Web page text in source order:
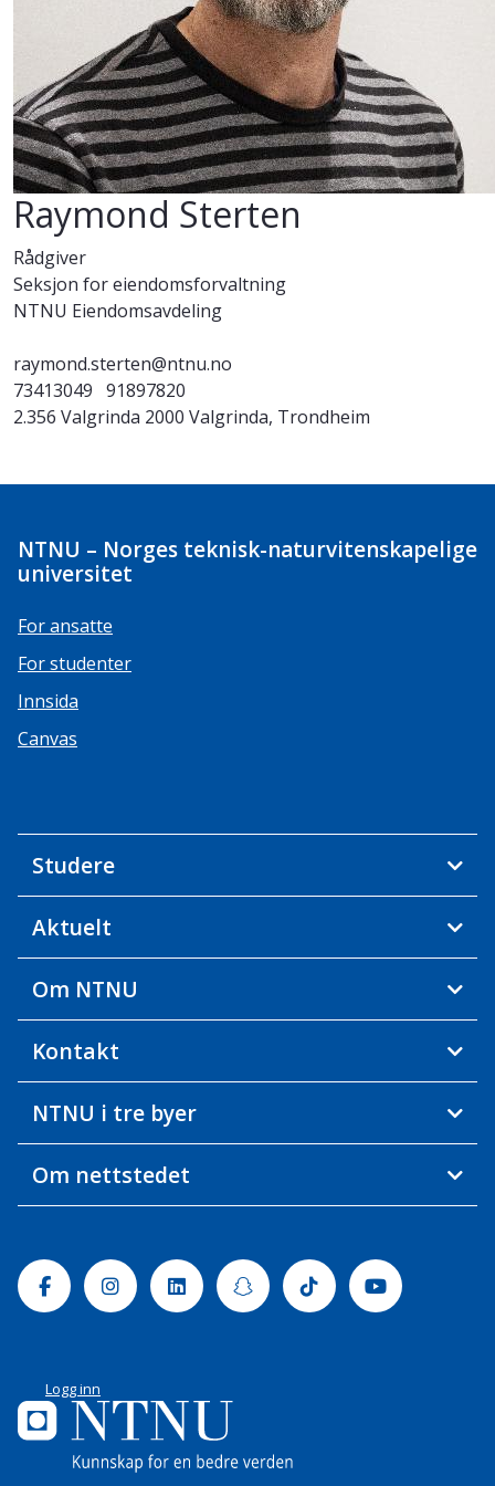
Raymond Sterten
Rådgiver
Seksjon for eiendomsforvaltning
NTNU Eiendomsavdeling
raymond.sterten@ntnu.no
73413049 91897820
2.356 Valgrinda 2000 Valgrinda, Trondheim
NTNU – Norges teknisk-naturvitenskapelige
universitet
For ansatte
For studenter
Innsida
Canvas
Studere
Aktuelt
Om NTNU
Kontakt
NTNU i tre byer
Om nettstedet
FacebookInstagramLinkedinSnapchatTiktok Youtube
Logg inn